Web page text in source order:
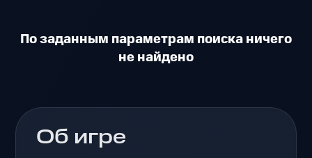
По заданным параметрам поиска ничего
не найдено
Об игре